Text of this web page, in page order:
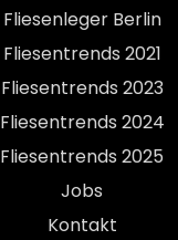
Fliesenleger Berlin
Fliesentrends 2021
Fliesentrends 2023
Fliesentrends 2024
Fliesentrends 2025
Jobs
Kontakt